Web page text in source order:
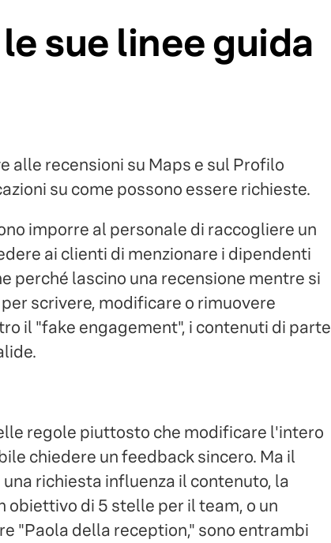
sue linee guida
alle recensioni su Maps e sul Profilo
su come possono essere richieste.
imporre al personale di raccogliere un
ai clienti di menzionare i dipendenti
perché lascino una recensione mentre si
scrivere, modificare o rimuovere
il "fake engagement", i contenuti di parte
regole piuttosto che modificare l'intero
chiedere un feedback sincero. Ma il
richiesta influenza il contenuto, la
obiettivo di 5 stelle per il team, o un
"Paola della reception," sono entrambi